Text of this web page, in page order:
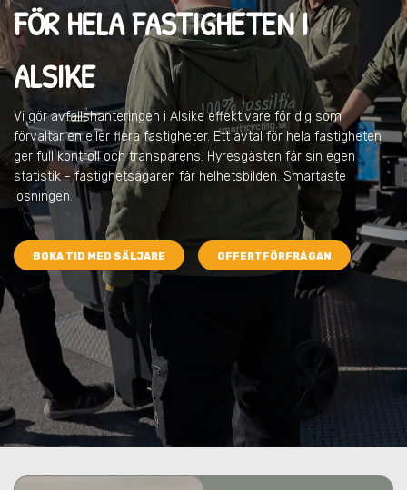
FÖR HELA FASTIGHETEN I
ALSIKE
Vi gör avfallshanteringen i Alsikeeffektivare för dig som
förvaltar en eller flera fastigheter. Ett avtal för hela fastigheten
ger full kontroll och transparens. Hyresgästen får sin egen
statistik - fastighetsägaren får helhetsbilden. Smartaste
lösningen.
BOKA TID MED SÄLJARE OFFERTFÖRFRÅGAN